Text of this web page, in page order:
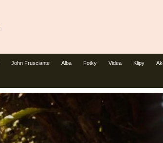
John Frusciante Alba Fotky Videa Klipy